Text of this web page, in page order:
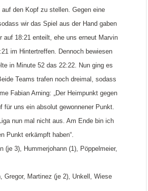
den Kopf zu stellen. Gegen eine
wir das Spiel aus der Hand gaben
auf 18:21 enteilt, ehe uns erneut Marvin
im Hintertreffen. Dennoch bewiesen
in Minute 52 das 22:22. Nun ging es
Teams trafen noch dreimal, sodass
Fabian Arning: „Der Heimpunkt gegen
uns ein absolut gewonnener Punkt.
nun mal nicht aus. Am Ende bin ich
Punkt erkämpft haben“.
(je 3), Hummerjohann (1), Pöppelmeier,
Gregor, Martinez (je 2), Unkell, Wiese